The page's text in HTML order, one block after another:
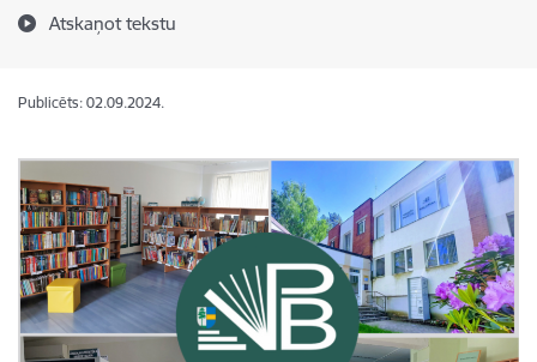
Atskaņot tekstu
Publicēts: 02.09.2024.